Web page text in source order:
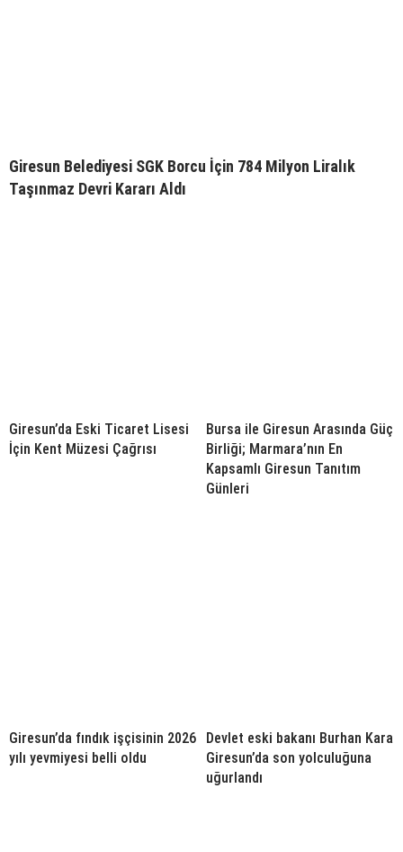
Giresun Belediyesi SGK Borcu İçin 784 Milyon Liralık
Taşınmaz Devri Kararı Aldı
Giresun’da Eski Ticaret Lisesi
İçin Kent Müzesi Çağrısı
Bursa ile Giresun Arasında Güç
Birliği; Marmara’nın En
Kapsamlı Giresun Tanıtım
Günleri
Giresun’da fındık işçisinin 2026
yılı yevmiyesi belli oldu
Devlet eski bakanı Burhan Kara
Giresun’da son yolculuğuna
uğurlandı